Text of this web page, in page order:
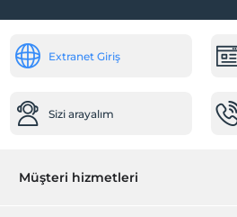
Restoranda bebek sandalyesi
Hastaneye kolay ulaşım (15
Açık Yüzme Havuzu
Extranet Giriş
Sizi arayalım
Müşteri hizmetleri